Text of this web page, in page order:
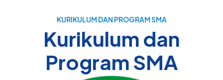
KURIKULUM DAN PROGRAM SMA
Kurikulum dan
Program SMA